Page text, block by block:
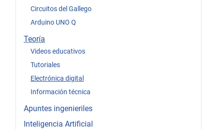
Circuitos del Gallego
Arduino UNO Q
Teoría
Videos educativos
Tutoriales
Electrónica digital
Información técnica
Apuntes ingenieriles
Inteligencia Artificial